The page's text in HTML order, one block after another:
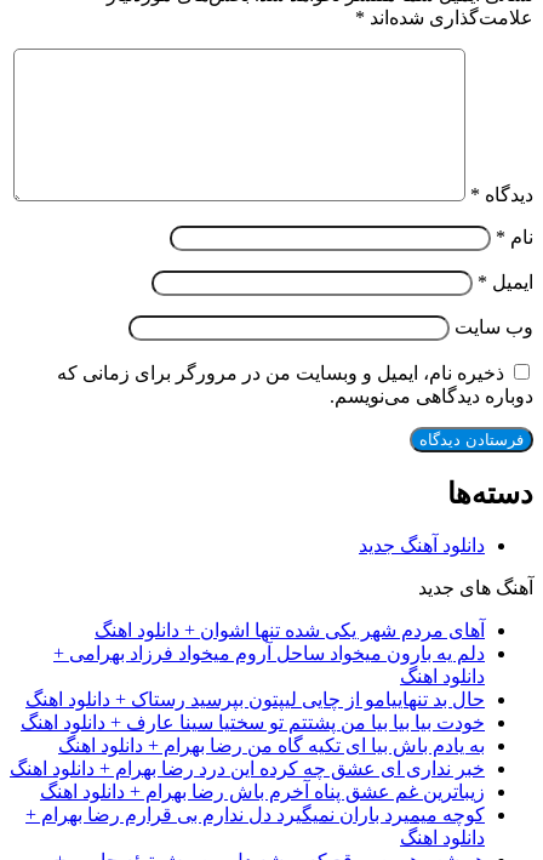
علامت‌گذاری شده‌اند *
دیدگاه *
نام *
ایمیل *
وب‌ سایت
ذخیره نام، ایمیل و وبسایت من در مرورگر برای زمانی که
دوباره دیدگاهی می‌نویسم.
دسته‌ها
دانلود آهنگ جدید
آهنگ های جدید
آهای مردم شهر یکی شده تنها اشوان + دانلود اهنگ
دلم یه بارون میخواد ساحل آروم میخواد فرزاد بهرامی +
دانلود اهنگ
حال بد تنهاییامو از چایی لیپتون بپرسید رستاک + دانلود اهنگ
خودت بیا بیا بیا من پشتتم تو سختیا سینا عارف + دانلود اهنگ
به یادم باش بیا ای تکیه گاه من رضا بهرام + دانلود اهنگ
خبر نداری ای عشق چه کرده این درد رضا بهرام + دانلود اهنگ
زیباترین غم عشق پناه آخرم باش رضا بهرام + دانلود اهنگ
کوچه میمیرد باران نمیگیرد دل ندارم بی قرارم رضا بهرام +
دانلود اهنگ